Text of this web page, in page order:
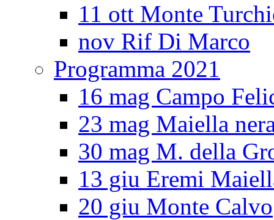
11 ott Monte
nov Rif Di Marco
Programma 2021
16 mag Campo
23 mag Maiella
30 mag M. della
13 giu Eremi
20 giu Monte Calvo